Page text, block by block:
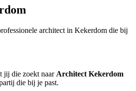
architect in Kekerdom die bij
jij die zoekt naar Architect Kekerdom
die bij je past.